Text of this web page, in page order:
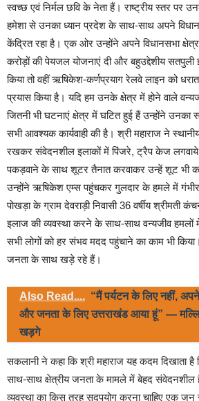
स्वच्छ एवं निर्मल छवि के नेता हैं। राष्ट्रीय स्तर पर
हमेशा से उनका ध्यान प्रदेश के साथ-साथ अपने
केंद्रित रहा है। एक ओर उन्होंने अपने विधानसभा
करोड़ों की पेयजल योजनाएं दी और बहुउद्देशीय सतपुली
किया तो वहीं ऋषिकेश-कर्णप्रयाग रेलवे लाइन को
प्रयास किया है। यदि हम उनके क्षेत्र में होने वाले
जितनी भी घटनाएं क्षेत्र में घटित हुई हैं उन्होंने
सभी आवश्यक कार्यवाही की है। श्री महाराज ने स्थानीय
रखकर संवेदनशील इलाकों में पिंजरे, ट्रैप केज लगवाये
पकड़वाने के साथ शूटर तैनात करवाकर उन्हें शूट भी
उन्होंने ऋषिकेश एम्स पहुंचकर गुलदार के हमले में
पोखड़ा के ग्राम देवराड़ी निवासी 36 वर्षीय
इलाज की व्यवस्था करने के साथ-साथ वन्यजीव
सभी लोगों को हर संभव मदद पहुंचाने का काम भी
जनता के साथ खड़े रहे हैं।
Also Read.... “मैं पर्यटन के लिए नहीं,
और जनता के लिए उत्तराखंड आया हूं” —
खड़गे
सकलानी ने कहा कि श्री महाराज यह कदम दिखाता
साथ-साथ क्षेत्रीय जनता के मामले में बेहद संवेदनशील
व्यवस्था का किस तरह सदुपयोग करना चाहिए एक